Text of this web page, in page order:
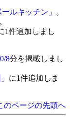
ルキッチン」
。
1件追加しまし
8分を掲載しまし
に1件追加しま
のページの先頭へ